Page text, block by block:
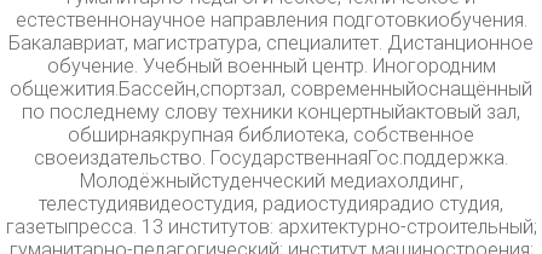
естественнонаучное направления подготовкиобучения.
Бакалавриат, магистратура, специалитет. Дистанционное
обучение. Учебный военный центр. Иногородним
общежития.Бассейн,спортзал, современныйоснащённый
по последнему слову техники концертныйактовый зал,
обширнаякрупная библиотека, собственное
своеиздательство. ГосударственнаяГос.поддержка.
Молодёжныйстуденческий медиахолдинг,
телестудиявидеостудия, радиостудиярадио студия,
газетыпресса. 13 институтов: архитектурно-строительный;